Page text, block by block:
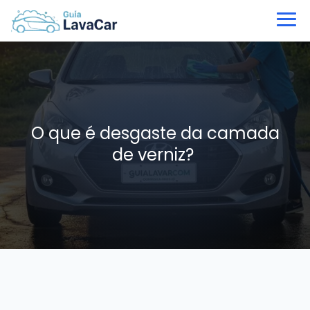
O que é desgaste da camada
de verniz?